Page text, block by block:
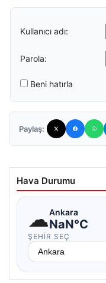
Kullanıcı adı:
Parola:
Beni hatırla
Paylaş:
Hava Durumu
☁Ankara
NaN°C
ŞEHIR SEÇ